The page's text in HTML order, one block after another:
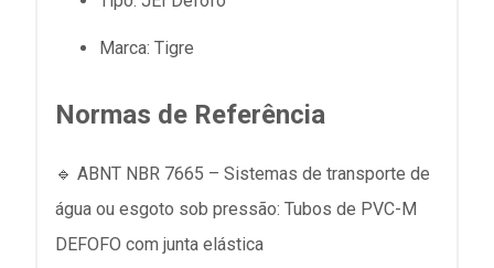
Marca: Tigre
Normas de Referência
🔹 ABNT NBR 7665 – Sistemas de transporte de
água ou esgoto sob pressão: Tubos de PVC-M
DEFOFO com junta elástica